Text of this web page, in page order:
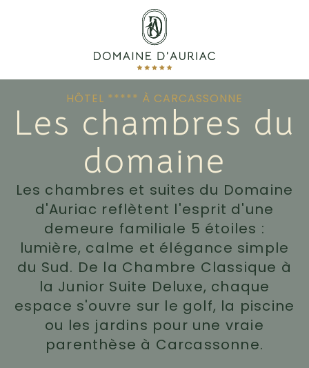
HÔTEL ***** À CARCASSONNE
Les chambres du
domaine
Les chambres et suites du Domaine
d'Auriac reflètent l'esprit d'une
demeure familiale 5 étoiles :
lumière, calme et élégance simple
du Sud. De la Chambre Classique à
la Junior Suite Deluxe, chaque
espace s'ouvre sur le golf, la piscine
ou les jardins pour une vraie
parenthèse à Carcassonne.